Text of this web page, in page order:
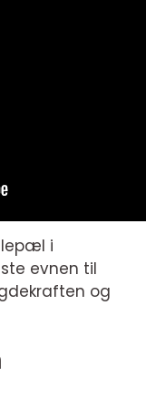
i
evnen til
og